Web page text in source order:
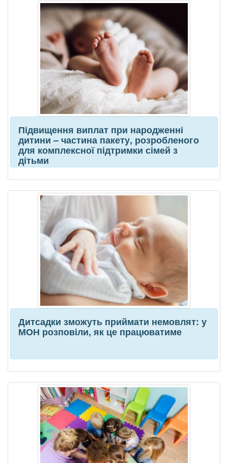
Підвищення виплат при народженні
дитини – частина пакету, розробленого
для комплексної підтримки сімей з
дітьми
Дитсадки зможуть приймати немовлят: у
МОН розповіли, як це працюватиме